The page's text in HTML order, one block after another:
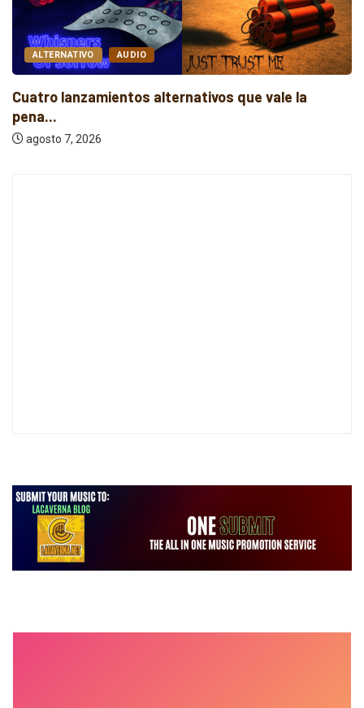
AUDIO DARK WAVE
Death Popsicle explora la alienación en el...
agosto 7, 2026